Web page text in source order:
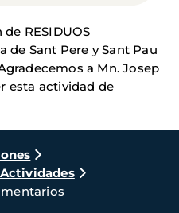
RESIDUOS
de Sant Pere y Sant Pau
a Mn. Josep
esta actividad de
Actividades